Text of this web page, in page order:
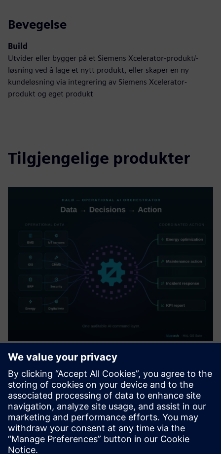
Bevegelse
Build
Utvider eller bygger på et Siemens Xcelerator-produkt/-
løsning ved å lage et nytt produkt, eller skaper en ny
kundeløsning via integrering av Siemens Xcelerator-
produkt og eget produkt
Tilgjengelige produkter
HALØ – Operational AI
Orchestrator
Gjør driftsdata til koordinert handling. HALØ kobler
sanntidsdata, arbeidsflyter, godkjenninger og
bedriftssystemer til ett auditerbart AI-kommandolag.
Lær mer